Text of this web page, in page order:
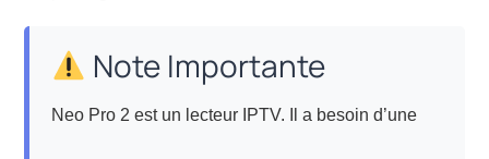
Note Importante
Neo Pro 2 est un lecteur IPTV. Il a besoin d’une